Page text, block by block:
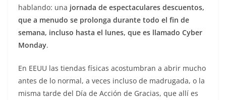
hablando: una jornada de espectaculares descuentos,
que a menudo se prolonga durante todo el fin de
semana, incluso hasta el lunes, que es llamado Cyber
Monday.
En EEUU las tiendas físicas acostumbran a abrir mucho
antes de lo normal, a veces incluso de madrugada, o la
misma tarde del Día de Acción de Gracias, que allí es